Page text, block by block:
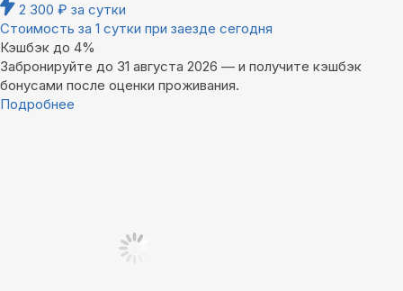
2 300 ₽ за сутки
Стоимость за 1 сутки при заезде сегодня
Кэшбэк до 4%
Забронируйте до 31 августа 2026 — и получите кэшбэк
бонусами после оценки проживания.
Подробнее